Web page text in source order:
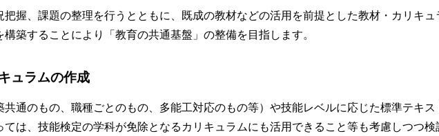
握、課題の整理を行うとともに、既成の教材などの活用を前提とした教材・カリキュ
築することにより「教育の共通基盤」の整備を目指します。
ュラムの作成
通のもの、職種ごとのもの、多能工対応のもの等）や技能レベルに応じた標準テキス
は、技能検定の学科が免除となるカリキュラムにも活用できること等も考慮しつつ検